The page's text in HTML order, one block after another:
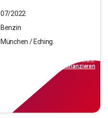
07/2022
Benzin
München / Eching
inkl.MwSt.
finanzieren